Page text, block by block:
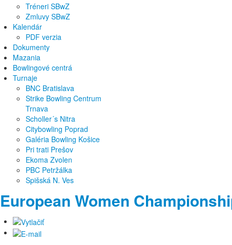
Tréneri SBwZ
Zmluvy SBwZ
Kalendár
PDF verzia
Dokumenty
Mazania
Bowlingové centrá
Turnaje
BNC Bratislava
Strike Bowling Centrum
Trnava
Scholler´s Nitra
Citybowling Poprad
Galéria Bowling Košice
Pri trati Prešov
Ekoma Zvolen
PBC Petržálka
Spišská N. Ves
European Women